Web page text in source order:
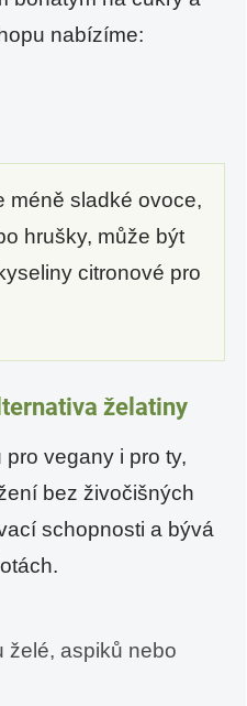
nabízíme:
méně sladké ovoce,
hrušky, může být
citronové pro
želatiny
vegany i pro ty,
bez živočišných
schopnosti a bývá
želé, aspiků nebo